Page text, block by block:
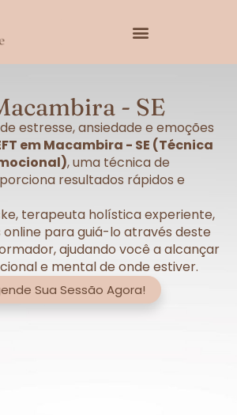
- SE
estresse, ansiedade e emoções
em Macambira - SE (Técnica
, uma técnica de
resultados rápidos e
terapeuta holística experiente,
online para guiá-lo através deste
ajudando você a alcançar
e mental de onde estiver.
Sua Sessão Agora!